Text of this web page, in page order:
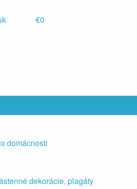
€0
domácnosti
dekorácie, plagáty